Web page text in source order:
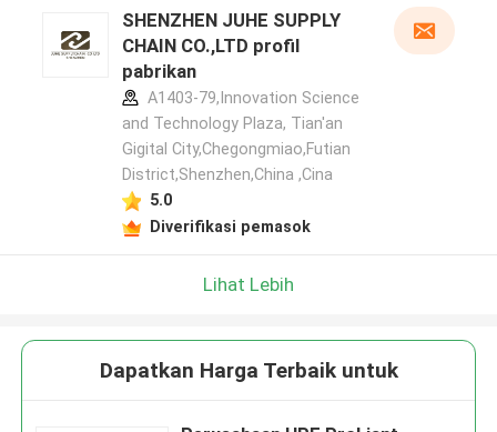
SHENZHEN JUHE SUPPLY
CHAIN CO.,LTD profil
pabrikan
A1403-79,Innovation Science
and Technology Plaza, Tian'an
Gigital City,Chegongmiao,Futian
District,Shenzhen,China ,Cina
5.0
Diverifikasi pemasok
Lihat Lebih
Dapatkan Harga Terbaik untuk